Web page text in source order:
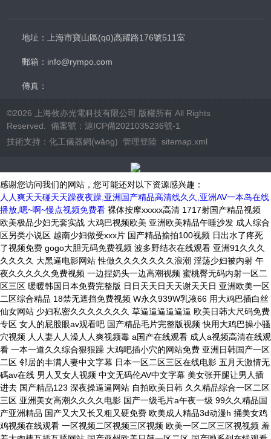
地址：上海市寶山區(qū)高躍路176號511室
郵箱：info@rympo.com
傳真：
©2026 上海攸亦光電科技有限公司 版權所有 All Rights
Reserved. 備案號：滬ICP備2021035236號-1
技術支持：化工儀器網(wǎng) 管理登陸 sitemap.xml
感谢您访问我们的网站，您可能还对以下资源感兴趣：
人人爽天天碰天天躁夜夜躁,亚洲国产精品高清线久久,亚洲AV一本岛在线
播放,嗯~啊~慢点视频免费看 裸体按摩xxxxx高清 1717射国产精品视频 欧美极品少妇无套实战 大鸡巴视频欧美 亚洲欧美精品午睡沙发 成人综合区另类小说区 越南少妇做受xxx片 国产精品揄拍100视频 日出水了疼死了视频免费 gogo大胆无码免费视频 波多野结衣在线观看 亚洲91久久久久久久久 大黑逼电影网站 性做久久久久久久久浪潮 淫荡少妇被内射 午夜久久久久久免费视频 一边捏奶头一边高潮视频 蜜桃臀无码内射一区二区三区 暖暖韩国日本免费完整版 日日天天日天天谢天天日 亚洲欧美一区二区综合精品 18禁无遮挡免费视频 W永久939W乳液66 用大鸡巴插白丝仙女网站 少妇私密久久久久久久久 草逼逼逼逼逼逼 欧美日韩大尺码免费专区 女人的屁股眼av观看吧 国产精品毛片完整版视频 快用大鸡巴操小骚穴视频 人人妻人人澡人人爽视频毒 a国产在线观看 成人a视频高清在线观看 一本一道久久综合狠狠躁 大鸡吧插小穴的网站免费 亚洲日韩国产一区二区 邻居的丰满人妻中文字幕 日本一区二区三区在线电影 五月天激情无碼av在线 男人叉女人视频 中文无码伦AV中文字幕 美女张开腿让男人插进去 国产精品123 深夜操逼逼网站 自拍欧美日韩 久久精品综合一区二区三区 亚洲美女高潮久久久久电影 国产一级毛片a午夜一级 99久久精品国产亚洲精品 国产又大又长又粗又硬免费 欧美成人精品3d动漫h 捅美女鸡鸡视频在线观看 一区视频二区视频三区视频 欧美一区二区三区视视频 羞羞大肉棒互插互舔网站 国产亚州欧美日韩一区二区 国产呦系列在线观看免费 无码专区 人妻系列 在线 亚洲丁香五月天缴情综合 japanesehd熟女熟妇伦 青娱乐在线观看免费视频 97热精品视频免费视频 国产挤奶水主播在线播放 欧美与黑人午夜性猛交久久久 算你色永久免费视频在线 日韩精品国产精品中文字幕 熟女大肥臀一区二区三区 欧美老熟妇性xxxxx 多人换着伦高H 黑人操浪逼视频30分钟 朋友销魂的人妻 日本免费一区二区三区高清视频 开心激情四房播播五月天 久久久亚洲欧洲日产国606 剃毛调教性奴468影视 看老太婆的黑逼 草逼逼逼逼逼逼 一区二区三区四区日韩精品 小泽玛利亚在线播放电影 精品久久久久久综合日本 亚洲性感美女男人的天堂 五十路六十路二十四小时 哦哦干死我,用力h视频 欧美综合视频一区二区三区 18禁大尺度无遮挡啪啪 国产精品美女极品爽视频 欧美成人一区二区三区 猛男干屁眼免费视频网站 久99久老司机精品视频 国产成人亚洲综合色婷婷 无码精品亚洲1页 寂寞熟妇风间ゆみ中文 亚洲欧美另类少妇精品i 欧美 大码 变态 另类 亚洲黄色小说免费在线观看 a级毛片免费观看在线 欧美性色xxxxbbbb 精品三级片影院 欧美人精品xo 欧美 丝袜 自拍 制服 另类 精品国产成人亚洲午夜福利 中文字幕久久久久久精品 在线观看国产一区二区三区 欧美日韩国产一区二区在线 爽爽爽爽爽啊啊爽爽在线 国产伦精区二区三区视频 最新国产av一区二区三区 欧美美女脱衣服搞鸡网站 91精品国产 一本大道大香蕉手机在线 51成人精品午夜福利av免费七 大鸡巴操小骚逼真实视频 精品你懂的视频在线网站 99re在线这里只有精品 逼好痒好多水啊啊啊视频 欧美插逼逼视频 自拍偷自拍亚洲精品播放 一本大道久久东京av 偷妻之寂寞难耐69分钟 99部国产精品免费观看 综合久久久久综合97色 嗯嗯,啊,插逼逼的视频 国产特级毛片aaaaaa毛片 WWW亚洲精品久久久乳 美女和人妖操屄那个视频 国产色欲色欲色www 91精品成人福利在线播放 99超碰中文字幕在线观看 你操我操综合网 人与兽黄色视频 欧美久久久久久久久久人妻 欧美一区二区三区在线电影 欧美牲av欧aa片 2019久久久男人天堂 中文字幕无码av东京热 精品av无码国产一区二区 日本人妻久久久中文字幕 我想看真人真事操逼视频 日韩人妻无码精品一区二区三区 肛门瘙痒且有黄色分泌物 超碰caoporn97 亚洲电影在线播放一区二区 日本妈妈包臀裙诱惑入口 男女啪啪120秒试看免费 久久亚洲精品成人av无码网站 日本欧洲亚洲大胆色噜噜 日本丰满风骚巨乳美少妇 亚洲精品色婷婷久久久久久 精品一区二区三区长筒靴 亚洲欧美中文字幕第一页 少妇中文字幕乱码亚洲影视 欧美肥老大BBwBBW 欧美性爱中文字幕无线码 久久免费看少妇a级黄片 国产日韩欧美亚洲一级片 亚洲中文无码线在线观看 视频区图片区小说区国产 中文字幕乱码中文字av 三级黄色的网站在线观看 黑人大鸡巴爆操美女逼片 一区二区三区久久精品婷 亚洲AV鲁丝片在线观看 javaapp免费看 国产又粗又湿又爽的视频 欧美女人的肥淫 他一边含着奶一边弄视频 色一情一乱一区二区三区啪 日韩精品在线播放第一页 国产精品爽爽久久久久久 国产日韩精品欧美一区二区 日本熟妇XXⅩ浓密黑毛 久久久久久久久久久久在 欧美一级a高清视频免费 久久综合精品 男人将坤坤插入美女下体 大鸡巴操淫荡骚女人视频 蜜臀av一区二区三区人妻 天天综合亚洲色在线精品 国产乱色熟女一二三四区 午夜男女羞羞爽爽爽视频 熟女乱一区二区三区四区 国产日产韩国精品视频, 亚洲中文字幕无码爆乳av 久久久久亚洲AV佐山爱 美女扒开双腿被捅的视频 成熟妇女之区一区二区三 狠狠色婷婷久久一区二区 黑人大屌插进去 国产96在线 | 亚洲 欧美大片va欧美在线播放 久久久中文字幕 a片在线观看 精品国产一区二区一区二区 90岁老太婆操逼黄片子 校草被小混混下药扒衣服 女生让男生舔他坤的软件 女生吃男生坤巴 亚洲激情一区二区在线观看 岛aaaa级午夜福利片 一本大道久久东京热av 成h视频在线观看 亚洲爆乳无码精品aaa片蜜桃 欧美性黑人极hd另类 国产精品免费一区二区三区四区 男人的JJ插进女人的逼 cao死你国产在线观看 久久国产加勒比精品无码 亚洲88av涩涩涩色多多 黑黑丝美女被大吊艹高潮 国产成人无码AV色哟哟 欧洲美女逼逼网 精品久久久久精品免费网 丁香精品久久久久9999 奇米影视盒久久精品影视 中国特级黄一级**毛片 91丨九色丨国产熟女麻豆 某某电视剧在线观看全集免费播放 裸体舞蹈xxxx裸体视频 欧美一区二区三区3p黑人 狂操东北农村人妻三级片 丁香花在线视频完整版 大几吧射精视频 日本亚洲欧洲中文精品专 欧美成人性色XXⅩXX视频 欧美日韩精品人妻狠狠躁 av在线亚洲男人的天堂 √天堂8资源中文在线 欧美亚洲国产精品有字幕 给我放一个操大逼的黄片 人妻少妇精品久久久久久 被公多次侵犯致怀孕中文 久久婷综合五月天啪网夜 产国语一级特黄aa大片 欧美 成人 自拍 亚洲 少妇被粗大猛进进出出s小说 男人女人操的嗷嗷叫网站 国产不带套露脸在线观看 av漫画网站在线免费观看 入肉女人逼网站 久久看电影久久久久人妻 在线观看无码不av 久久青草国产电电影 久久久久久久久久久久久6 色综合久久88色综合天天 美腿丝袜视频 老汉色首页a∨亚洲图片 操亚洲骚逼网站 日韩精品国产精品中文字幕 女性的胸夹住男生的隐私 久久人妻x99a249 久久综合给合久久狠狠狠 又嫩又硬又黄又爽的视频 青山处处埋忠骨课文笔记 免费的操逼大全 国产综合精品99久久久久 大鸡巴搞我视频 欧美久久久精品一区二区 天天躁夜夜躁狠狠躁99 欧美孕妇孕交xxxxxxxxx 91啪国产视频 欧美日韩国产一区在线观看 av在线播放中文字幕巨 骑高大丰满女人操逼真爽 大鸡巴操骚逼视频啪啪啪 好紧好爽要喷了在线影院 被迫献身的人妻中文字幕 一区二区三区四区亚洲免费 亚洲国产精品网页久久月 伊人久久综合色 青娱乐青青草网 按摩棒调教美女视频白浆 奇米影视盒久久精品影视 亚洲精品国产精品欧美精品 国产精品一区二区三区观看 久9色无码精品国产av 大鸡吧视频免费 亚洲国产精品久久久久久6 操死我小逼逼网 无码成人片在线观看网址 精品精品亚洲高清a毛片 亚洲免费网站在线观看。 欧美折磨另类系列sm 老太xxxx下面毛茸茸 国产午夜精品一区理论片 国产成人av一区二区三 国产精品综合亚洲欧美在线 95超pron在线视频 久久久中文字幕 男男啪啪激烈高潮cc漫画免费 啊灬啊灬高潮来了…视频 亚洲一级特大黄 国产免费一区二区小视频 国产精品国产精品国产专区 男生和女生靠逼视频网站 欧美在线一区二区三区电影 欧美成人A猛片在线播放 亚洲Aⅴ午夜福利精品区 黑人furry暴操尻逼 午夜精品亚洲日日做天天做 久久婷婷国产综合精品青草 精品国内偷自产在线观看 草逼逼逼逼逼逼 日韩 欧美 亚洲 自拍 四虎亚洲精品无码 白丝内射www 男人大鸡巴造女人皮视屏 免费看白虎美女操逼软件 999这里只有精品视频 蜜芽忘忧草三区老狼大豆 打扑克又疼又叫亚洲啪啪 日本va欧美va精品发布 性感美女高跟叉穴被操逼 骚屄痒痒想长屌插屄视频 аⅴ天堂精品久久久久久 精品老司机免费观看在线 超级国产精品视频这里有 国产精品夜色视频一级区 久久久一区二区三区91 成人网站色多app下载 暖暖日本视频高清色呦呦 熟女大屁股一区二区免费 国产乱老熟女视频老熟hd 欧美性大战久久久久xxx 综合99综合久久久久久久 四虎久久久久久无码精品 日批视频高潮好爽大鸡巴 色噜噜国产精品一区二区 国产欧美一二区不卡视频 少妇高潮精品久久久久久 久久97久久97精品免视看 大力插女人的下面的网站 四虎亚洲精品无码 草窝骚逼好爽啊啊啊视频 日韩人妻无码精品一区二区三区 欧美日韩女电影在线播放 操逼视频进站口 算你色永久免费视频在线 中文无码一区二区三区在线观看 午夜性爽男人的天堂视频 欧美成人va免费大片视频 5566色网址全色色哟 亚洲精品一区二区玖玖爱 碟子卡了放不出来怎么办 亚洲男同打飞机射精视频 射进你的骚逼里免费观看 久青草无码视频在线观看 黄色网站看肏屄 五月爱婷婷综合AⅤ小说 日本丰满风骚巨乳美少妇 大屁股人妻一区二区av 亚洲综合久久一区二区三区 大黑鸡巴破处血淋淋视频 亚洲春色综合另类校园小说 人妻 丝袜 另类 久久 老熟女乱色一区二区三区 女人搞鸡免费AAA88 欧美激情黑白配 欧美日韩三级电影在线观看 女生让男生舔他坤的软件 波多野结衣无码高潮喷水 日本高清三级精品一区二区 久久国产高潮流白浆免费观看 国产黄色三级片在线观看 艹女生阴道视频在线观看 啊啊逼逼骚逼吊视频叉叉 欧美男同gay猛男免费 宝宝快插进来好舒服视频 帮我搜索中美日韩乱国产 大吊日无毛小逼 亚洲色成人网站www永久四虎 老师穿丝袜让我干逼视频 欧美 日韩 一区 自拍 大鸡吧使劲操我骚逼视频 99任你躁在线视频观看 骚女沉沦性奴求大鸡巴操 超碰日日依伊人 caoporen超碰在线 国产成人精品亚洲线观看 欧美日韩女电影在线播放 天天操天天日天天摸天爽 极品嫩模福利大尺度视频 变态另类久久变态变态 同房后阴道流黄色分泌物 久久精品无码一区二区小草 人人人妻人人爽欧美一区 韩国十八禁一区二区三区 久久精品伦理一区二区三区 欧美国产日本韩国一区二区 国产交换配乱婬视频蜜臀 奶湿摸爽呻吟视频WWW 五月天婷婷久久 久久久久久亚洲精品中文字幕 青青操在线国产视频观看 在线观看国产三级片视频 538av成人在线视频 国产黄潮黄免费在线观看 女人裸体直播的软件下载 女女唔啊啊啊啊奸淫视频 久久久精品中文字幕麻豆 嫩模被啪得呻吟不断水蜜蜜 日批视频大全1000部 久久精品亚洲熟女av蜜謦 免费无码国产v片在线观看 日韩av电影一区二区三区 中高熟无码一区二区三区 А√天堂WWW在线播放 想要大鸡巴 插死我视频 农村老熟妇乱子伦视频 亚洲国产精品成人五月天 肉体裸交137大胆摄影 东北老女人与大鸡巴视频 人妻视频中文字幕一二区 久久久亚洲欧洲日产国606 男生舔女生屁股免费网站 大鸡巴操小女人 国产盗摄国产盗摄视频在线 98在线视频噜噜噜国产 亚洲婷婷久久狠狠伊人影院 片黄a免费看 韩国AV片毛片成人观看 免费看欧美日韩特级黄片 成人精品国产ww机网站 国产一区二区三区仙踪林 成人影院欧美亚洲av在线 中韩美女毛片av一播放 波多野结衣永久免费视频 性暴力欧美猛交在线播放 国产又污又色又爽的网站 高潮来了 用力黄片入口 99re青娱乐自拍视频 欧美日韩一区二区三区影院 鸡巴大电话视频 人妻中出精品久久久一区二 艹比fuck艹女人日比 狠狠人妻久久久久久综合 国产久久免费精品一区二区 久久久综合日本 伊人久久亚洲婷婷综合久久 高清4人妻一区二区三区 久久久久久久久国久久久 淫乱老骚屄免费国语视频 波多野吉衣AⅤ无码一区 高清中文字幕男人的天堂 第28部分夫妇交换系列 黑人开嫩苞视频在线播放 把鸡鸡深入美女视频网站 超碰欧美精品人人做人人爱 性色AV片蜜臀 小美女嫩穴视频 人人妻人人玩人人澡人人爽 久久精品国产亚洲av三区 天天干天天射天天操 国产SUV排行榜前十名 色狠狠一区二区三区香蕉 小辣椒精品福利视频导航 国产伦一区二区三区色一情 国内精品久久人妻互换 韩国日本欧美一区二区视频 老熟女自摸扣逼流水视频 日本韩av无码中文字幕 欧美三级真做在线观看 欧美大鸡把抽插老逼视频 亚洲国产成人精品激情在线 嘿嘿射在线观看 成年片人免费视频 欧美猛少妇色xxxxx猛叫 日本亚洲色大成网站WW 精品国产亚洲一区二区麻豆 男生插女生骚穴被射网站 日本熟妇俱乐部xxxx 成年女人A毛片免费视频 一边捏奶头一边高潮视频 国产乱子伦农村xxxx 成人无遮挡黄漫漫画免费 国产精品第一页 亚洲精品9国产 Aⅴ色中文字幕无码首页 五十路六十路二十四小时 国产农村精品一级毛片视 av无码久久久久久不卡网站 日本精品一区二区三区四区 亚洲色大成网站www 国产成人av一区二区三 吃奶摸下的激烈视频免费国内 久久99中文字幕人妻 亚洲伊人青青草原在线观 绿奴国产区一区二区三区 男人j叉美女下面动态图 大尺度激烈床震视频大全 艹我小骚逼视频 国产精品久久久久精品三级 好紧好爽要喷了在线影院 屄在线免费观看 日本女主角图片操逼鸡巴 成年美女黄色搞鸡视频网站 浮力影院最新地址路线1 欧美精品高清一区二区灬 亚洲综合激情五月色一区 张筱雨人体337p人体 淫荡的骚逼欠操 理论片午午伦夜理片久久 啊~好大好长好舒服啊~ 国产一区欧美一区日韩一区 久久久久精品午夜福利 日本一区二区三区中文免费 永久免费的啪啪软件 丝袜美女操插入 苍井空性爱成人免费视频 久久99亚洲精品久久99果冻 大鸡巴插水蜜桃 av羞羞av漫画在线观看 国黄a三级三级三级看三级 亚洲中少妇久久中文字幕 暴操骚屄iAV 边啃奶头边躁狠狠躁A片 国产精品热久久高潮AV 日韩高清视频一区二区三区 3571色综合一区二区 国产精品亚洲综合制服日韩 国产又粗又黄又爽的视频 女人被打开小逼视频网站 高清中文字幕男人的天堂 大鸡巴一下子插到底儿啦 亚洲国产AV片在线观看 丰满老熟妇大尺度人体艺 男人扒开女人的屁股桶爽 九色在线porny张津瑜 欧美国产精品 一区二区 18精品久久久无码午夜福利 老女人有黄有骚视频vk 人妻精品一区二区在线影院 国产乱人伦AV海角社区 精品久久久久久无码人妻 国产精品香港三级在线电影 日本人妻电影中文一区二区 国产av不卡一区二区三区 逼痒想被操视频 美女裸全无遮挡免费视频 国产精品无码三级片视频 久久精品亚洲熟女av蜜謦 国产生活片播放 在线观看黄色黄色网站骚 久久精品国产品牌三级片 午夜国产狂喷潮在线观看 大吊日逼啊啊啊啊啊啊啊 午夜性爽男人的天堂视频 最爽爱爱高潮免费视频 午夜福利一区二区在线看 中文字幕精品亚洲一区 真实偷清晰对白在线视频 波多野吉衣AⅤ无码一区 少妇仑乱A毛片无码69 日韩大陆欧美精品视频区 大鸡巴肏穴视频 婷婷视频在线观看免费视频 插骚逼熟女的逼 午夜激情福利在线免费看 两口子交换真实刺激高潮 国产精品无码 久久AⅤ 超级极品国产精品剧情av 国产精品夜色视频一级区 抽插大胸 羞羞视频网站 日韩97精品一区二区三区 大奶子美女操逼 啊啊啊啊啊啊嗯嗯嗯视频 成人依依网站亚洲综合久 91免费视频高清在线观看 欧美大鸡吧肏大屄直播间 亚洲AV综合在线欧美网 操逼片小逼片日韩小逼片 精品午夜福利在线视在亚洲 操逼 裸体 国产 视频 亚洲日本欧美日韩高观看 日韩暖暖视频免费观看视频 精品老司机视频在线观看 大学生A级毛片免费视频 久久亚洲一区二区三区四区五区 久久久久成人精品无码 嗯啊好粗好多好湿h视频 亚洲婷婷久久久精品综合网 看肏屄毛片网站免费观看 无遮挡很爽很污很黄的女 国产精品久久久久久搜索 亚洲 欧洲 小说 自拍 日逼直接看视频 国产成人av一区二区三 美女不穿衣服视频骚网页 男女边吃奶边做边爱视频 欧美日本一本线在线观看 WWW内射国产在线观看 波多野百合在线播放一区 欧美一欧美一区二三区性 日韩无砖专区一中文字目 精品卡一卡二卡乱码高清 国产香蕉97超级碰碰碰 亚洲色综合狠狠综合区 在线欧美96… 鸡吧在快点 受了了网站 日本熟妇XXⅩ浓密黑毛 国产高清中文字幕日韩精品 日本动漫精品v毛片大全 自拍偷拍一区二区三区亚洲 免费又爽又大又高潮视频 在线播放韩a级无码片 漂亮少妇高潮大叫爽到喷 国模吧高清大胆女模摄影艺术 国产免费999在线视频 69视频在线免费观看一区 97超pen公开视频18 又粗又大又硬毛片免费看 久久香蕉国产线看观看猫av 人人看人人想人人爽 大屁股美女一区二区三区 久久东京热观看互动交流 少妇高潮惨叫久久久久久 最爽爱爱高潮免费视频 宅男噜噜噜66在线观看 欧美精品色一区二区三区 欧美久久精品一级c片片 久久国产情侣露脸精品 欧美日韩大肥逼 久久综合给合久97色 大屁股美女一区二区三区 超级极品国产精品剧情av 欧美日韩亚洲第一成人二区 搞逼视频在哪下 蜜乳一区二区三区亚洲国产 免费男人日女人 肛门瘙痒且有黄色分泌物 男人的天堂av2014 国产精品自拍一区在线观看 被强暴内射的美少妇人妻 亚洲欧美日本一区二区三区 久久久久无码精品国产a 亚洲中文字幕无码日韩 色偷偷偷偷爱爱爱爱视频 人妻含泪让粗大挺进在线 熟妇乱子伦视频在线播放 七色av电影网 中国一级特黄真人片久久 永久黄网站色视频免费下载 亚av日aⅴ无码电影 亚洲精品久久久久久久字幕 永久免费的啪啪软件 天天视频天天爽 亚洲国产另类久久久精品黑人 天天爽夜爽免费精品视频 97人妻天天爽夜夜爽二区 亚洲欧美激情精品一区二区 在线a人片免费观看不卡 亚洲精品国产品国语原创 国产精品久久亚洲7777 成人AV在线刺激免费看 白丝JK十八禁污污网站 国产av麻豆精品第一页 97资源国产精 国产av无码国产av毛片 日本妈妈包臀裙诱惑入口 午夜精彩视频在线观看免费 我要看中国高清大屌操逼 2021国内精品久久久久精免费 东京热 无码 正在播放 插逼爽免费视频 无码网站日韩成人a99 男人操女人操到爽的视频 日日摸夜夜爽夜夜爽国产 女生脱衣服干逼网站免费 国产精品综合亚洲欧美在线 白丝JK十八禁污污网站 我卡看大胸黄片视频吃奶 夭天干天天做天天免费看 日韩黄色av网站在线观看 男女大鸡巴腹肌性爱网站 亚洲精品国产精华液 无码专区 人妻系列 在线 欧美成人精品欧美一级私黄 男生操女生视频在线观看 国产精品国产精品免费成人 仙踪林久久久久久久999 国产精品久久久久69粉嫩 成521色情在线观看 国产理论av在线第一页 午夜无码无遮挡在线视频 日韩中文字幕无码中文字 国产农村精品一级毛片视 午夜福利亚洲专区欧美专区 胸喷奶水视频www网站 91丝袜足午夜福利网站 欧美国产日韩1区俺去了 中文成人无码精品久久久 曰本女人与狗牲ZOZO 日韩美女精品只有这里有 精品无码中文字幕不卡 世上最大屌啪啪 啊啊啊好疼黄片好大啊啊 嗯嗯啊嗯舔视频 欧美A黄黑人大又爽又黄 欧美性大战。久久久久久 久久综合精品 国内无遮码无码的免费av 产一级一片内射视频免费 国产精品久久久久久毛片 欧美猛少妇色xxxxx猛叫 色偷偷伊人大杳蕉综合网 人妻少妇看av偷人精品 国产一级AV片精品久久 成人做受120视频试看 老司机午夜精品在线观看 日本亚洲色大成网站WW 久久久久观看99水蜜桃 裸体美女被操的啊啊直叫 操美女明星BB在线视频 深夜18r影院 国产色av网站入口免费 久久热在线这里只有精品 大好硬好深好爽想要AV 视频嗯嗯啊啊哦在线麻豆 国产午夜福利不卡片在线 B站禁止转播404入口 十八禁啪啪污污网站免费 中文字幕精品无码亚洲字幕 男人插女人下边视频软件 啊啊啊啊啊操逼舒服视频 成人精品高清视频在线观看 嗯啊痛强制视频女性网站 特级毛片a片全部免费播 久久人人妻人人做人人爱 想要,好痒,插我,视频 成人亚洲精品一区二区三区 亚a∨无码天堂在线观看 乳奴调教榨乳器拘束机器 爽爽影院十八禁在线观看 久久老熟女一区二区蜜臀 国产精品久久久久久搜索 中出纯洁高中生在线观看 中国无码人妻丰满熟妇啪啪软件 粉嫩小泬图片国产20p 东京热一区二区免费视频 67194kk不卡欧美 我和岳疯狂做爰免费视频 亚洲一区二区精品在线观看 毛片在线看完整版免费看 老妇被操到高潮内射视频 伊人影院伊人网尤物视频 欧美大胆人体艺术图片 成人免费网站久久久樱花 天天躁日日躁狠狠躁一区 久久婷婷五月综合97色直播 免av在线观看网站 久久久久国产综合av天堂 一级黄片视频真人版操屄 激情综合五月丁香777 亚洲最大的中文字幕无码 91九色prony国产 精品欧洲av无码一区二区三区 九九久久精品免费观看 啊啊啊骚逼好痒乱伦视频 97人人澡人人爽人人模 国产av天堂亚洲国产av刚刚碰一 欧美三级不卡在线播放 九色影院看黄片 国内精品77777水潮 鸡巴大电话视频 男人捅女人鸡鸡在线视频 欧美日韩蜜臀精品综合网 被揉到高潮揉出奶水视频 日韩av他人妻中文字幕 国产黄色三级三级三级视频 91人妻人人澡人人爽人妻 国产三级韩国三级三级a级 国黄a三级三级三级看三级 国产精品一区二区传媒蜜臀 亚洲一级毛片在线观播放 操老太婆骚逼xxxxx 婷婷六月开心六月色六月 无码乱人伦中文视频在线观看 老汉肏女小视频 国产精品成人一区二区三 日本熟妇美熟bbw 日本大香蕉视频在线观看 东京热官网 2021全国产精品网站 裸体18禁污污久久网站 免费观看日b视频的网站 亚洲AV中文无码乱人伦 成年人免费视频一区二区 插曲视频免费高清观看在线播放 华语我的逼让你插的好爽 色欲AⅤ亚洲情无码AV 国产SUV排行榜前十名 国产成人无av在线播放 欧美日韩大尺度一区二区 av若妻中文字幕在线观看 操逼片小逼片日韩小逼片 欧美成人精品三级网站 国产乱肥老妇 色琪琪午夜理论官网影院 美国三级吃奶水电影在线 久久精品成人免费观97 在办公室被c到高潮小雪 中文文精品字幕一区二区 欧美日韩美女精品在线观看 日韩中文字幕亚洲一区二区 亚洲老妇乱伦肏逼的视频 内精品自线自拍1717 日韩美女黄色的av大片 日本一区二区三区高清不卡 大肉帮小穴视频 av中文字幕乱码在线看 国产午夜在线观看一片红 国产黄色视频 红桃视频免费成人观看喷水 欧洲亚洲精品久久久久 娇妻被几个黑了玩的惨叫 帅哥男女操网站 精品人妻久久久久九九九 亚洲性视频 亚洲av男人的天堂久久久 国产の无码专区 欧r级荡公乱妇在线观看 亚洲成人无码77777 亚洲大尺度在线观看视频 女生小穴一线天 成年女人a片免费视频 在线观看911国产精品 国产精品天天在线观看麻豆 拔萝卜在线视频免费观看 亚洲伊人青青草原在线观 大鸡巴操BB色免费视频 亚洲女同一区二区无线码 把乳夹乖乖戴上被迫调教 青青青免费网站在线观看 男人将女人操到喷射网站 亚洲性感美女男人的天堂 淫荡的少妇视频网站大全 大黑鸡巴操女人大黑逼操 日本浪琴比国内便宜多少 视频一区二区 国产精品 69式人妻视頻 少妇性l交大片 亚洲午夜无码久久久久 日韩男女操实插 超超碰淫淫淫淫淫淫国产 木下凛凛子中文字幕一区 少妇荡乳情欲办公室456视频 日本精品福利视频在线观看 九九热这里只有精品18 欧美逼逼操逼逼 艹女生阴道视频在线